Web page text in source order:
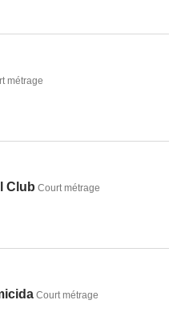
métrage
Club Court métrage
Court métrage